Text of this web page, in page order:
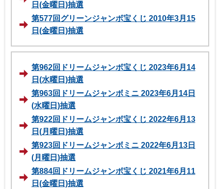
日(金曜日)抽選
第577回グリーンジャンボ宝くじ 2010年3月15
日(金曜日)抽選
第962回ドリームジャンボ宝くじ 2023年6月14
日(水曜日)抽選
第963回ドリームジャンボミニ 2023年6月14日
(水曜日)抽選
第922回ドリームジャンボ宝くじ 2022年6月13
日(月曜日)抽選
第923回ドリームジャンボミニ 2022年6月13日
(月曜日)抽選
第884回ドリームジャンボ宝くじ 2021年6月11
日(金曜日)抽選